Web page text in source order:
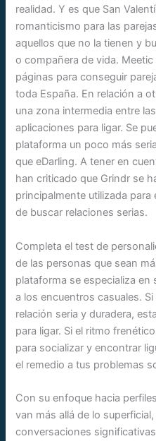
realidad. Y es que San
romanticismo para las
aquellos que no la tienen y
o compañera de vida.
páginas para conseguir
toda España. En relación a
una zona intermedia entre
aplicaciones para ligar. Se
plataforma un poco más
que eDarling. A tener en
han criticado que Grindr se
principalmente utilizada
de buscar relaciones serias.
Completa el test de
de las personas que sean
plataforma se especializa en
a los encuentros casuales.
relación seria y duradera,
para ligar. Si el ritmo
para socializar y encontrar
el remedio a tus problemas
Con su enfoque hacia
van más allá de lo
conversaciones